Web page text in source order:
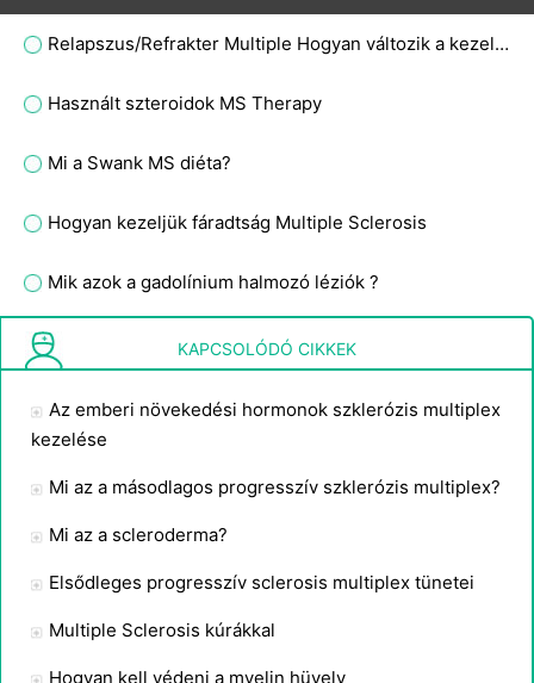
Relapszus/Refrakter Multiple Hogyan változik a kezelés
Használt szteroidok MS Therapy
Mi a Swank MS diéta?
Hogyan kezeljük fáradtság Multiple Sclerosis
Mik azok a gadolínium halmozó léziók ?
A második szakasz a sclerosis multiplex tünetei
KAPCSOLÓDÓ CIKKEK
Az emberi növekedési hormonok szklerózis multiplex
kezelése
Mi az a másodlagos progresszív szklerózis multiplex?
Mi az a scleroderma?
Elsődleges progresszív sclerosis multiplex tünetei
Multiple Sclerosis kúrákkal
Hogyan kell védeni a myelin hüvely